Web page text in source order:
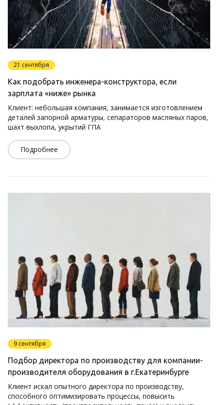
21 сентября
Как подобрать инженера-конструктора, если
зарплата «ниже» рынка
Клиент: небольшая компания, занимается изготовлением
деталей запорной арматуры, сепараторов масляных паров,
шахт выхлопа, укрытий ГПА
Подробнее
9 сентября
Подбор директора по производству для компании-
производителя оборудования в г.Екатеринбурге
Клиент искал опытного директора по производству,
способного оптимизировать процессы, повысить